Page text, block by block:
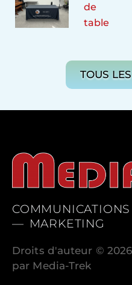
de
table
TOUS
— MARKETING
Droits d'auteur ©
par Media-Trek